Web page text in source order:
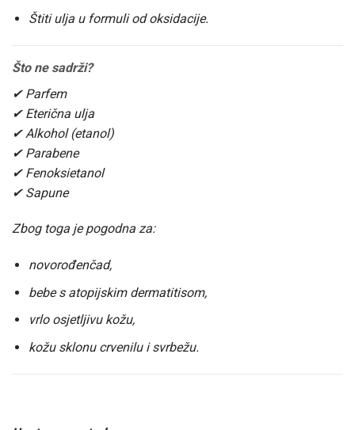
Štiti ulja u formuli od oksidacije.
Što ne sadrži?
✔ Parfem
✔ Eterična ulja
✔ Alkohol (etanol)
✔ Parabene
✔ Fenoksietanol
✔ Sapune
Zbog toga je pogodna za:
novorođenčad,
bebe s atopijskim dermatitisom,
vrlo osjetljivu kožu,
kožu sklonu crvenilu i svrbežu.